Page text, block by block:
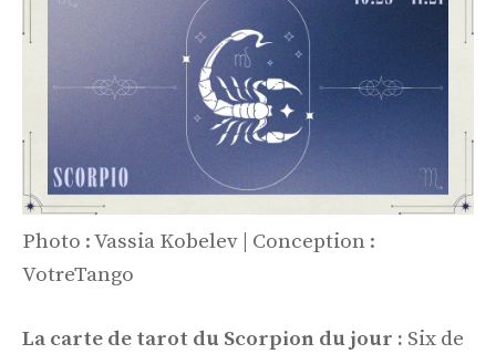
Photo : Vassia Kobelev | Conception :
VotreTango
La carte de tarot du Scorpion du jour : Six de